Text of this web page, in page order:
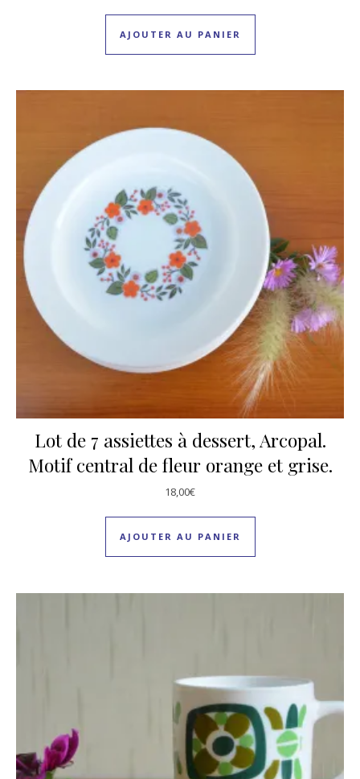
AJOUTER AU PANIER
Lot de 7 assiettes à dessert, Arcopal.
Motif central de fleur orange et grise.
18,00€
AJOUTER AU PANIER